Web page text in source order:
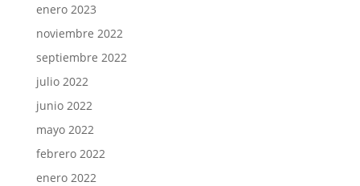
enero 2023
noviembre 2022
septiembre 2022
julio 2022
junio 2022
mayo 2022
febrero 2022
enero 2022